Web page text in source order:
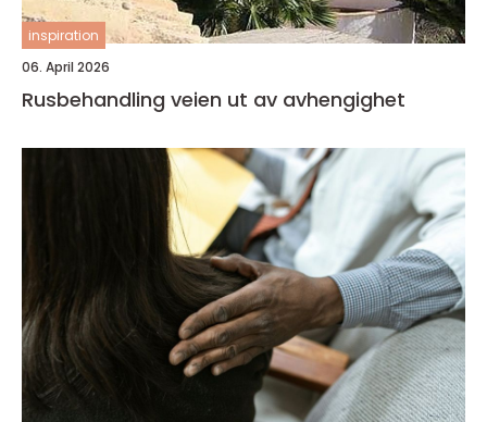
inspiration
06. April 2026
Rusbehandling veien ut av avhengighet